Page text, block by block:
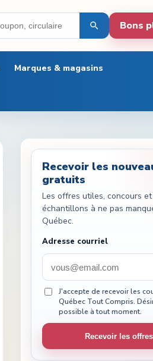
Bons
Marques & magasins
Recevoir les
gratuits
Les offres utiles, concours et
échantillons à ne pas
Québec.
Adresse courriel
J'accepte de recevoir les
Québec Tout Compris.
possible à tout moment.
Recevoir les offres